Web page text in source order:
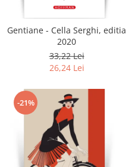
Gentiane - Cella Serghi, editia
2020
33,22 Lei
26,24 Lei
-21%